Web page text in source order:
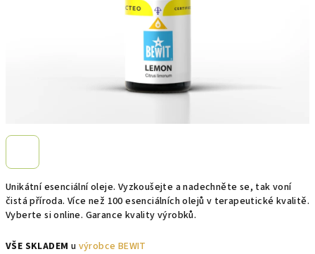
Unikátní esenciální oleje. Vyzkoušejte a nadechněte se, tak voní
čistá příroda. Více než 100 esenciálních olejů v terapeutické kvalitě.
Vyberte si online. Garance kvality výrobků.
VŠE SKLADEM u výrobce BEWIT